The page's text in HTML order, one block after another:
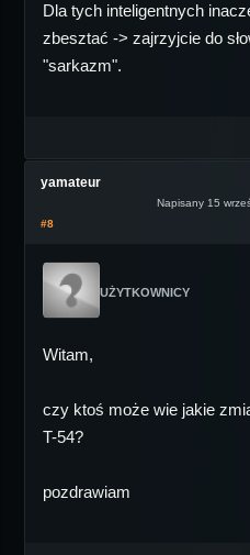
Dla tych inteligentnych
zbesztać -> zajrzyjcie do
"sarkazm".
yamateur
Napisany 15
#8
UŻYTKOWNICY
Witam,
czy ktoś może wie jakie
T-54?
pozdrawiam